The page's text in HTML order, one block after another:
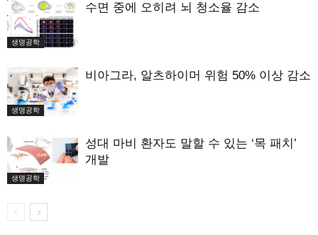
생명공학
수면 중에 오히려 뇌 청소율 감소
생명공학
비아그라, 알츠하이머 위험 50% 이상 감소
생명공학
성대 마비 환자도 말할 수 있는 ‘목 패치’
개발